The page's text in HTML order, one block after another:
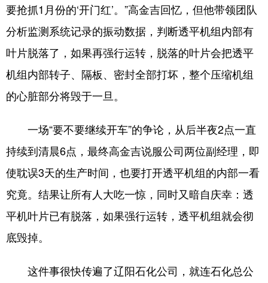
要抢抓1月份的‘开门红’。”高金吉回忆，但他带领团队
分析监测系统记录的振动数据，判断透平机组内部有
叶片脱落了，如果再强行运转，脱落的叶片会把透平
机组内部转子、隔板、密封全部打坏，整个压缩机组
的心脏部分将毁于一旦。
一场“要不要继续开车”的争论，从后半夜2点一直
持续到清晨6点，最终高金吉说服公司两位副经理，即
使耽误3天的生产时间，也要打开透平机组的内部一看
究竟。结果让所有人大吃一惊，同时又暗自庆幸：透
平机叶片已有脱落，如果强行运转，透平机组就会彻
底毁掉。
这件事很快传遍了辽阳石化公司，就连石化总公